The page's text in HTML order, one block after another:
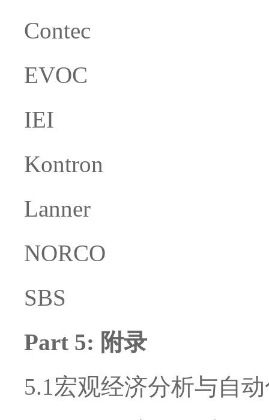
Contec
EVOC
IEI
Kontron
Lanner
NORCO
SBS
Part 5: 附录
5.1宏观经济分析与自